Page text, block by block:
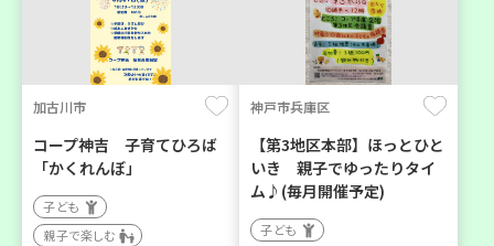
加古川市
コープ神吉 子育てひろば
「かくれんぼ」
子ども
親子で楽しむ
神戸市兵庫区
【第3地区本部】ほっとひと
いき 親子でゆったりタイ
ム♪(毎月開催予定)
子ども